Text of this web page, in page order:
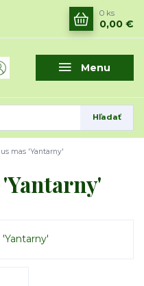
Menu
Hľadať
0 ks
0,00 €
mas 'Yantarny'